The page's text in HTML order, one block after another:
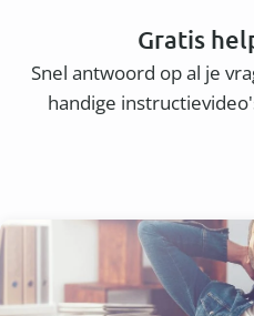
Gratis
Snel antwoord op al je
handige